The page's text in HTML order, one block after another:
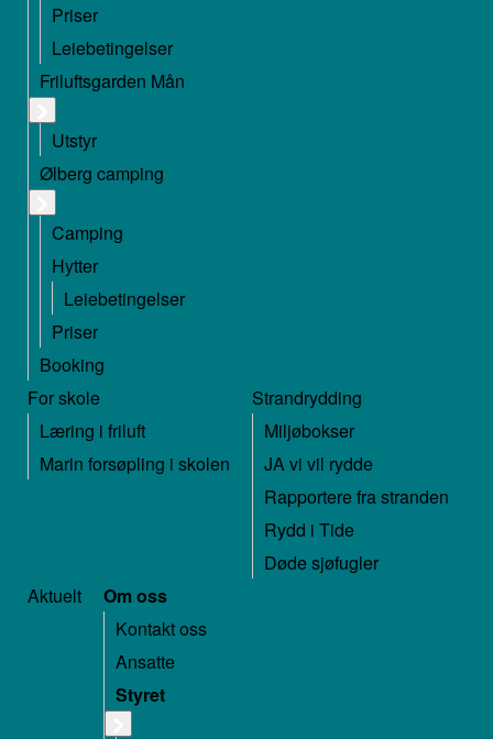
Priser
Leiebetingelser
Friluftsgarden Mån
Utstyr
Ølberg camping
Camping
Hytter
Leiebetingelser
Priser
Booking
For skole
Læring i friluft
Marin forsøpling i skolen
Strandrydding
Miljøbokser
JA vi vil rydde
Rapportere fra stranden
Rydd i Tide
Døde sjøfugler
Aktuelt
Om oss
Kontakt oss
Ansatte
Styret